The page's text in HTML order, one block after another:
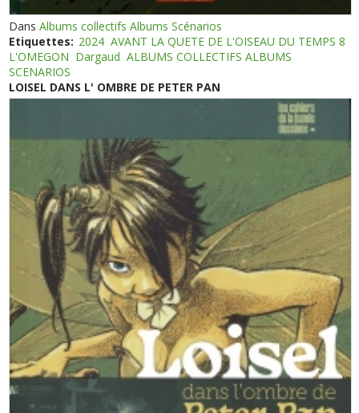
DansAlbums collectifs Albums Scénarios
Etiquettes: 2024 AVANT LA QUETE DE L'OISEAU DU TEMPS 8
L'OMEGON Dargaud ALBUMS COLLECTIFS ALBUMS
SCENARIOS
LOISEL DANS L' OMBRE DE PETER PAN